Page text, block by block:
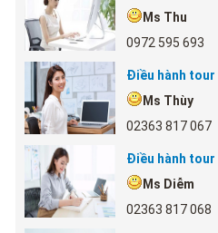
Ms Thu
0972 595 693
Điều hành tour
Ms Thùy
02363 817 067
Điều hành tour
Ms Diễm
02363 817 068